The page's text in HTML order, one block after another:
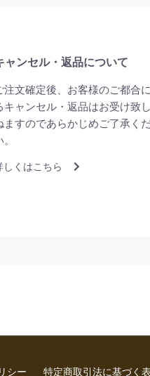
ャンセル・返品について
注文確定後、お客様のご都合
キャンセル・返品はお受け致
ますのであらかじめご了承く
しくはこちら
シー 特定商取引法に基づく